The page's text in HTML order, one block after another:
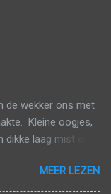
de wekker ons met
Kleine oogjes,
laag mist en
vroeg, maar we
zak mee met
MEER LEZEN